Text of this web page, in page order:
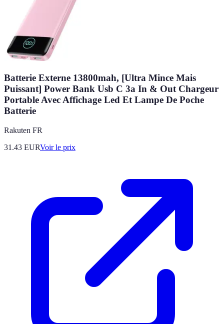
Batterie Externe 13800mah, [Ultra Mince Mais
Puissant] Power Bank Usb C 3a In & Out Chargeur
Portable Avec Affichage Led Et Lampe De Poche
Batterie
Rakuten FR
31.43 EURVoir le prix